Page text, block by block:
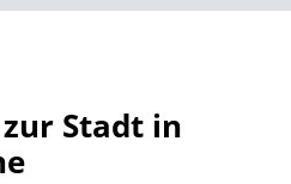
Stadt in